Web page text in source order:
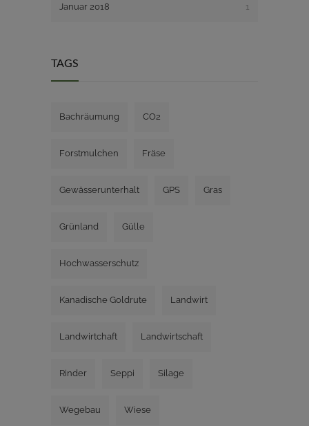
Januar 2018 1
TAGS
Bachräumung CO2
Forstmulchen Fräse
Gewässerunterhalt GPS Gras
Grünland Gülle
Hochwasserschutz
Kanadische Goldrute Landwirt
Landwirtchaft Landwirtschaft
Rinder Seppi Silage
Wegebau Wiese